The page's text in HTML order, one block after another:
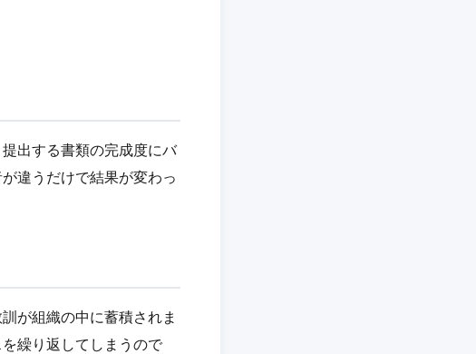
出する書類の完成度にバ
違うだけで結果が変わっ
が組織の中に蓄積されま
繰り返してしまうので